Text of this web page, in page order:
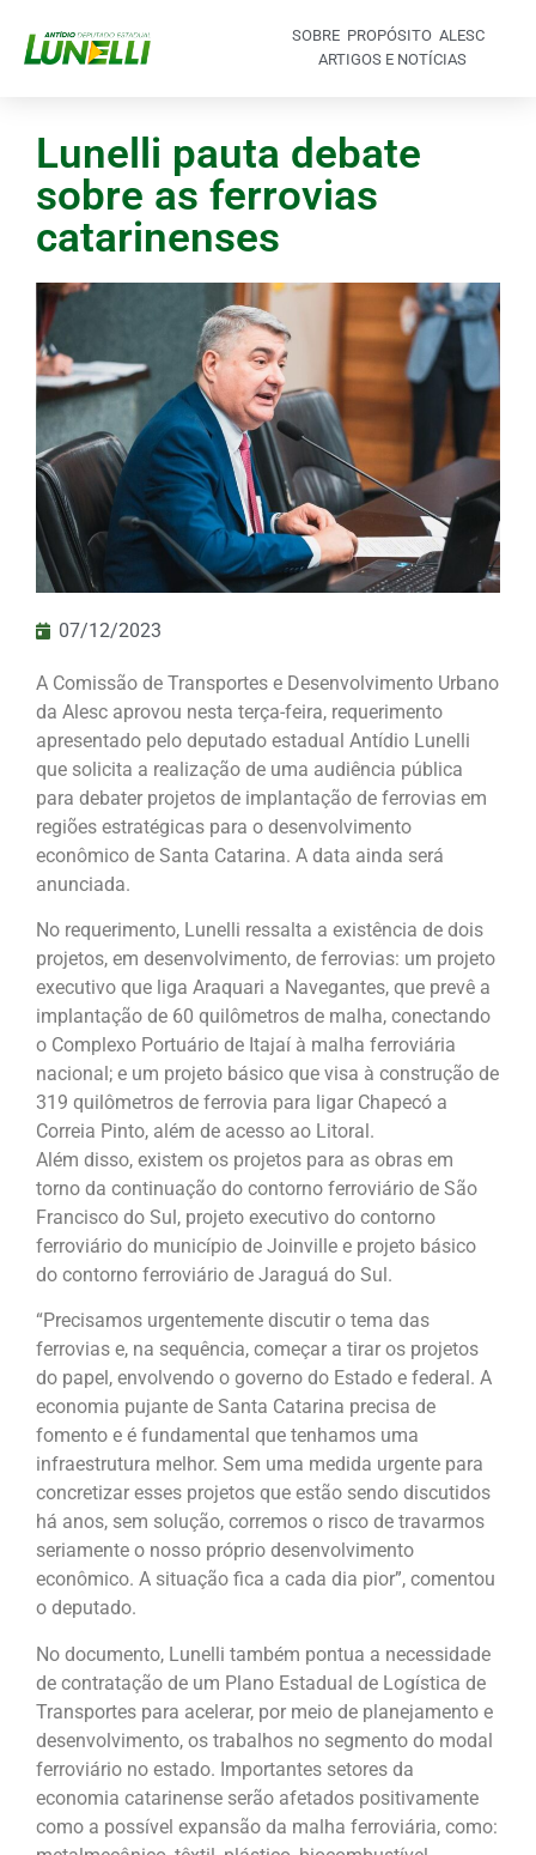
SOBRE PROPÓSITO ALESC
ARTIGOS E NOTÍCIAS
Lunelli pauta debate
sobre as ferrovias
catarinenses
07/12/2023
A Comissão de Transportes e Desenvolvimento Urbano
da Alesc aprovou nesta terça-feira, requerimento
apresentado pelo deputado estadual Antídio Lunelli
que solicita a realização de uma audiência pública
para debater projetos de implantação de ferrovias em
regiões estratégicas para o desenvolvimento
econômico de Santa Catarina. A data ainda será
anunciada.
No requerimento, Lunelli ressalta a existência de dois
projetos, em desenvolvimento, de ferrovias: um projeto
executivo que liga Araquari a Navegantes, que prevê a
implantação de 60 quilômetros de malha, conectando
o Complexo Portuário de Itajaí à malha ferroviária
nacional; e um projeto básico que visa à construção de
319 quilômetros de ferrovia para ligar Chapecó a
Correia Pinto, além de acesso ao Litoral.
Além disso, existem os projetos para as obras em
torno da continuação do contorno ferroviário de São
Francisco do Sul, projeto executivo do contorno
ferroviário do município de Joinville e projeto básico
do contorno ferroviário de Jaraguá do Sul.
“Precisamos urgentemente discutir o tema das
ferrovias e, na sequência, começar a tirar os projetos
do papel, envolvendo o governo do Estado e federal. A
economia pujante de Santa Catarina precisa de
fomento e é fundamental que tenhamos uma
infraestrutura melhor. Sem uma medida urgente para
concretizar esses projetos que estão sendo discutidos
há anos, sem solução, corremos o risco de travarmos
seriamente o nosso próprio desenvolvimento
econômico. A situação fica a cada dia pior”, comentou
o deputado.
No documento, Lunelli também pontua a necessidade
de contratação de um Plano Estadual de Logística de
Transportes para acelerar, por meio de planejamento e
desenvolvimento, os trabalhos no segmento do modal
ferroviário no estado. Importantes setores da
economia catarinense serão afetados positivamente
como a possível expansão da malha ferroviária, como: